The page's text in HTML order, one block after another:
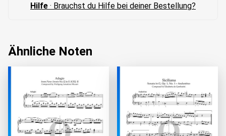
Hilfe · Brauchst du Hilfe bei deiner Bestellung?
Ähnliche Noten